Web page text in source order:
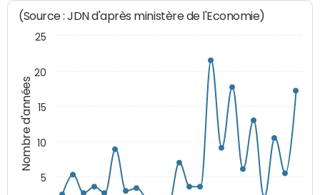
Nombre d'années
(Source : JDN d'après ministère de l'Economie)
5
10
15
20
25